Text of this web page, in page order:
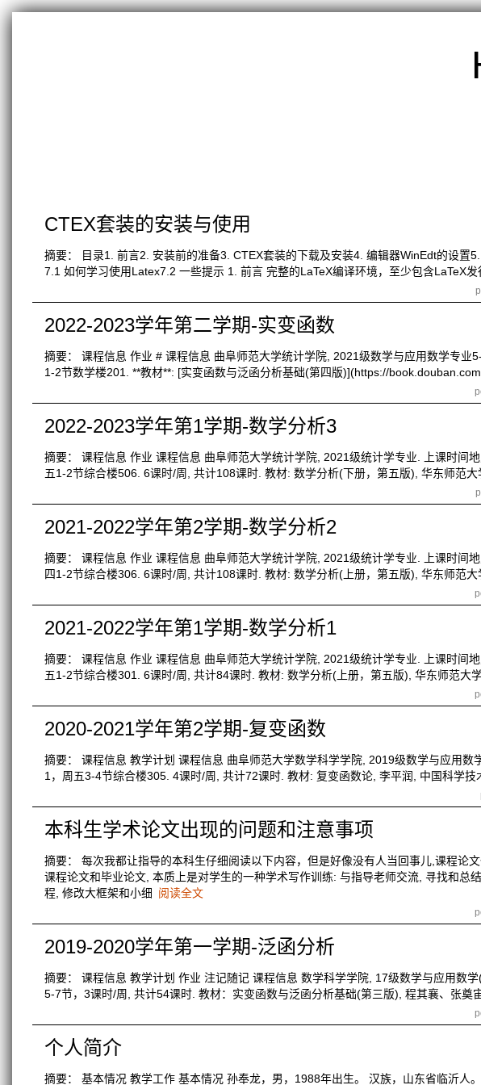
CTEX套装的安装与使用
摘要： 目录1. 前言2. 安装前的准备3. CTEX套装的下载及安装4. 编辑器WinEdt的设置
7.1 如何学习使用Latex7.2 一些提示 1. 前言 完整的LaTeX编译环境，至少包含LaTeX
2022-2023学年第二学期-实变函数
摘要： 课程信息 作业 # 课程信息 曲阜师范大学统计学院, 2021级数学与应用数学专业
1-2节数学楼201. **教材**: [实变函数与泛函分析基础(第四版)](https://
2022-2023学年第1学期-数学分析3
摘要： 课程信息 作业 课程信息 曲阜师范大学统计学院, 2021级统计学专业. 上课时间
五1-2节综合楼506. 6课时/周, 共计108课时. 教材: 数学分析(下册，第五版), 华东师范
2021-2022学年第2学期-数学分析2
摘要： 课程信息 作业 课程信息 曲阜师范大学统计学院, 2021级统计学专业. 上课时间
四1-2节综合楼306. 6课时/周, 共计108课时. 教材: 数学分析(上册，第五版), 华东师范
2021-2022学年第1学期-数学分析1
摘要： 课程信息 作业 课程信息 曲阜师范大学统计学院, 2021级统计学专业. 上课时间
五1-2节综合楼301. 6课时/周, 共计84课时. 教材: 数学分析(上册，第五版), 华东师范大
2020-2021学年第2学期-复变函数
摘要： 课程信息 教学计划 课程信息 曲阜师范大学数学科学学院, 2019级数学与应用
1，周五3-4节综合楼305. 4课时/周, 共计72课时. 教材: 复变函数论, 李平润, 中国科学
本科生学术论文出现的问题和注意事项
摘要： 每次我都让指导的本科生仔细阅读以下内容，但是好像没有人当回事儿,课程论
课程论文和毕业论文, 本质上是对学生的一种学术写作训练: 与指导老师交流, 寻找和总
程, 修改大框架和小细
阅读全文
2019-2020学年第一学期-泛函分析
摘要： 课程信息 教学计划 作业 注记随记 课程信息 数学科学学院, 17级数学与应用数
5-7节，3课时/周, 共计54课时. 教材：实变函数与泛函分析基础(第三版), 程其襄、张奠
个人简介
摘要： 基本情况 教学工作 基本情况 孙奉龙，男，1988年出生。 汉族，山东省临沂人